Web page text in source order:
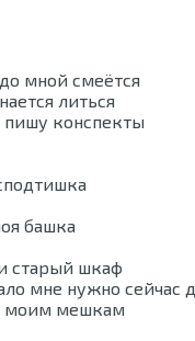
мной смеётся
литься
пишу конспекты
башка
старый шкаф
мне нужно сейчас
моим мешкам